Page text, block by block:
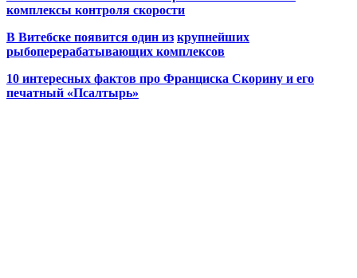
комплексы контроля скорости
В Витебске появится один из крупнейших
рыбоперерабатывающих комплексов
10 интересных фактов про Франциска Скорину и его
печатный «Псалтырь»